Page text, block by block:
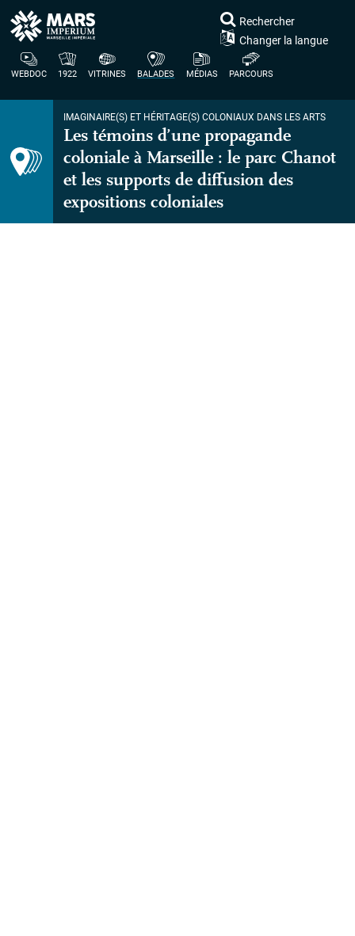
WEBDOC 1922 VITRINES BALADES MÉDIAS PARCOURS
Rechercher
Changer la langue
IMAGINAIRE(S) ET HÉRITAGE(S) COLONIAUX DANS LES ARTS
Les témoins d’une propagande
coloniale à Marseille : le parc Chanot
et les supports de diffusion des
expositions coloniales